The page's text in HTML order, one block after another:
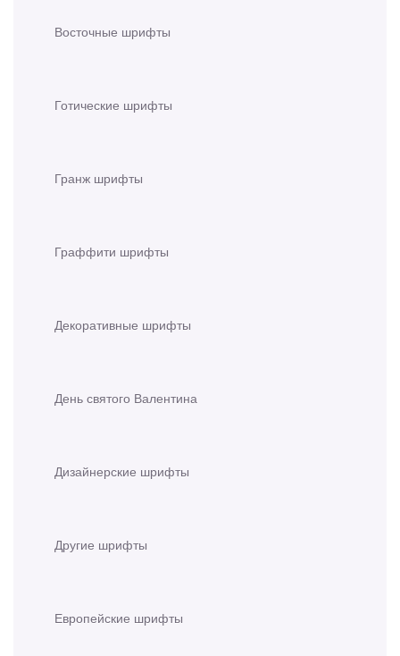
Восточные шрифты
Готические шрифты
Гранж шрифты
Граффити шрифты
Декоративные шрифты
День святого Валентина
Дизайнерские шрифты
Другие шрифты
Европейские шрифты